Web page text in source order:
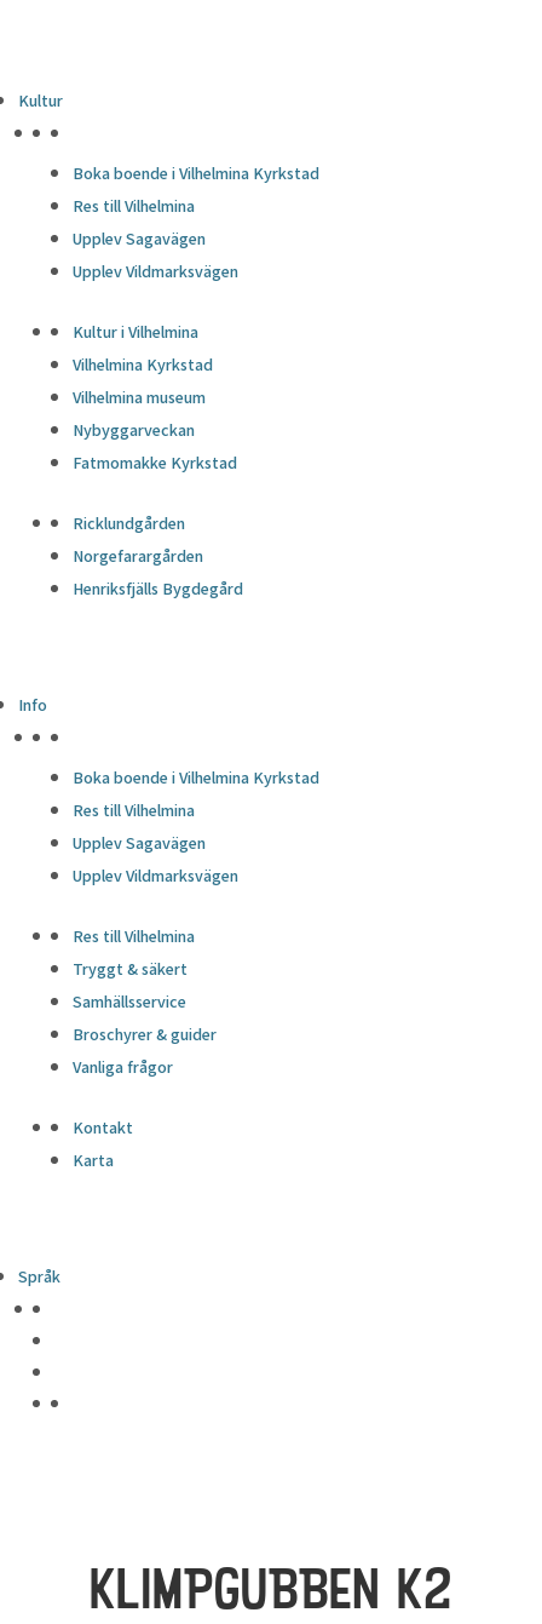
Kultur
Boka boende i Vilhelmina Kyrkstad
Res till Vilhelmina
Upplev Sagavägen
Upplev Vildmarksvägen
Kultur i Vilhelmina
Vilhelmina Kyrkstad
Vilhelmina museum
Nybyggarveckan
Fatmomakke Kyrkstad
Ricklundgården
Norgefarargården
Henriksfjälls Bygdegård
Info
Boka boende i Vilhelmina Kyrkstad
Res till Vilhelmina
Upplev Sagavägen
Upplev Vildmarksvägen
Res till Vilhelmina
Tryggt & säkert
Samhällsservice
Broschyrer & guider
Vanliga frågor
Kontakt
Karta
Språk
KLIMPGUBBEN K2